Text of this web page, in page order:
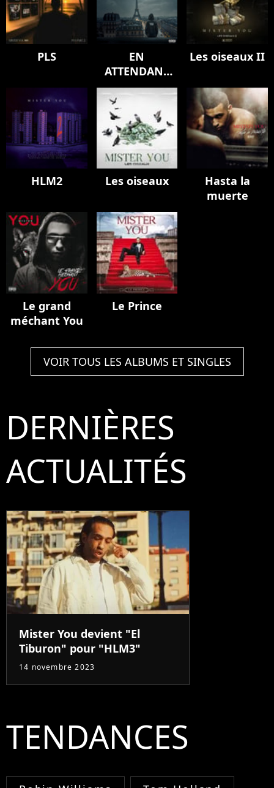
PLS
EN
ATTENDANT
LA SUITE
Les oiseaux II
HLM2 Les oiseaux
Hasta la
muerte
Le grand
méchant You
Le Prince
VOIR TOUS LES ALBUMS ET SINGLES
DERNIÈRES
ACTUALITÉS
Mister You devient "El
Tiburon" pour "HLM3"
14 novembre 2023
TENDANCES